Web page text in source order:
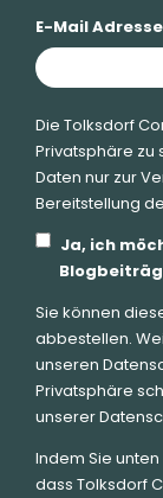
E-Mail Adresse
Die Tolksdorf
Privatsphäre zu
Daten nur zur
Bereitstellung
Ja, ich
Sie können
abbestellen.
unseren
Privatsphäre
unserer
Indem Sie unten
dass Tolksdorf